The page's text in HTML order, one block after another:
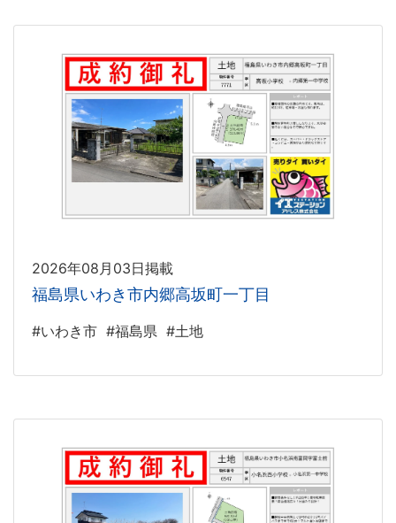
2026年08月03日掲載
福島県いわき市内郷高坂町一丁目
#いわき市 #福島県 #土地